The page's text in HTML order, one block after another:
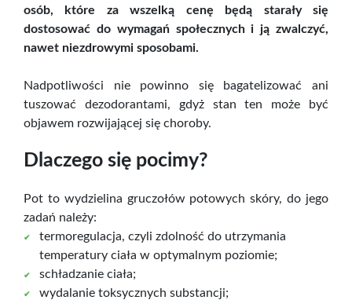
osób, które za wszelką cenę będą starały się
dostosować do wymagań społecznych i ją zwalczyć,
nawet niezdrowymi sposobami.
Nadpotliwości nie powinno się bagatelizować ani
tuszować dezodorantami, gdyż stan ten może być
objawem rozwijającej się choroby.
Dlaczego się pocimy?
Pot to wydzielina gruczołów potowych skóry, do jego
zadań należy:
termoregulacja, czyli zdolność do utrzymania
temperatury ciała w optymalnym poziomie;
schładzanie ciała;
wydalanie toksycznych substancji;